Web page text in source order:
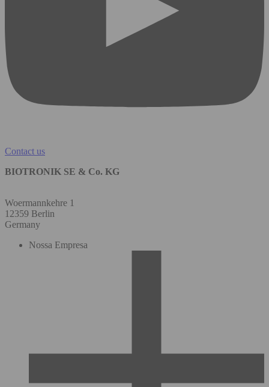
Contact us
BIOTRONIK SE & Co. KG
Woermannkehre 1
12359 Berlin
Germany
Nossa Empresa